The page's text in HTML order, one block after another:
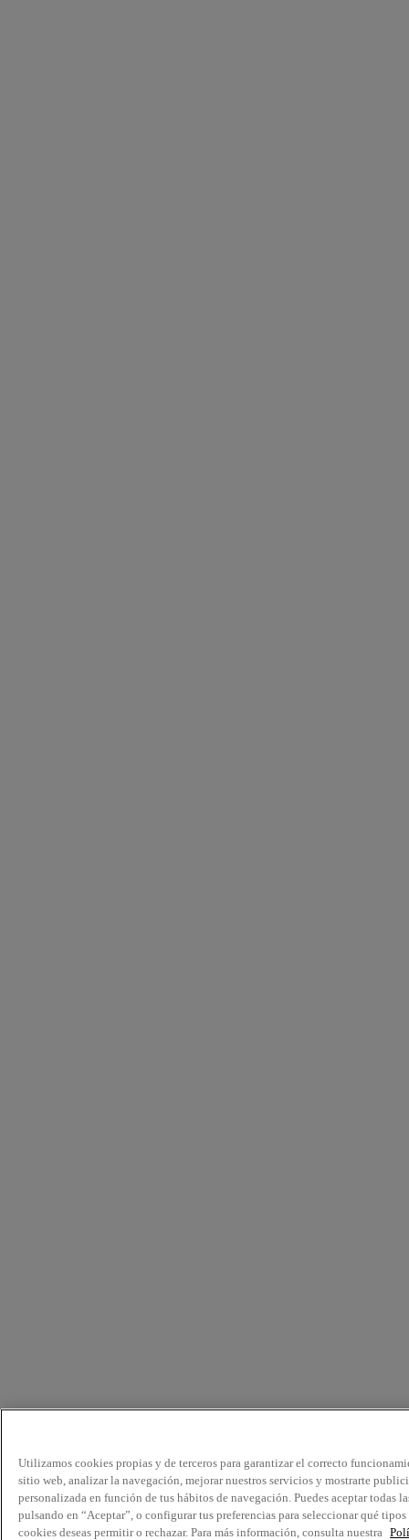
Utilizamos cookies propias y de terceros para garantizar el correcto
sitio web, analizar la navegación, mejorar nuestros servicios y mostrarte
personalizada en función de tus hábitos de navegación. Puedes aceptar todas
pulsando en “Aceptar”, o configurar tus preferencias para seleccionar qué tipos
cookies deseas permitir o rechazar. Para más información, consulta nuestra